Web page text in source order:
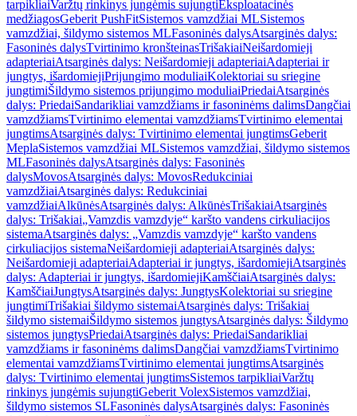
tarpikliaiVaržtų rinkinys jungėmis sujungtiEksploatacinės
medžiagosGeberit PushFitSistemos vamzdžiai MLSistemos
vamzdžiai, šildymo sistemos MLFasoninės dalysAtsarginės dalys:
Fasoninės dalysTvirtinimo kronšteinasTrišakiaiNeišardomieji
adapteriaiAtsarginės dalys: Neišardomieji adapteriaiAdapteriai ir
jungtys, išardomiejiPrijungimo moduliaiKolektoriai su sriegine
jungtimiŠildymo sistemos prijungimo moduliaiPriedaiAtsarginės
dalys: PriedaiSandarikliai vamzdžiams ir fasoninėms dalimsDangčiai
vamzdžiamsTvirtinimo elementai vamzdžiamsTvirtinimo elementai
jungtimsAtsarginės dalys: Tvirtinimo elementai jungtimsGeberit
MeplaSistemos vamzdžiai MLSistemos vamzdžiai, šildymo sistemos
MLFasoninės dalysAtsarginės dalys: Fasoninės
dalysMovosAtsarginės dalys: MovosRedukciniai
vamzdžiaiAtsarginės dalys: Redukciniai
vamzdžiaiAlkūnėsAtsarginės dalys: AlkūnėsTrišakiaiAtsarginės
dalys: Trišakiai„Vamzdis vamzdyje“ karšto vandens cirkuliacijos
sistemaAtsarginės dalys: „Vamzdis vamzdyje“ karšto vandens
cirkuliacijos sistemaNeišardomieji adapteriaiAtsarginės dalys:
Neišardomieji adapteriaiAdapteriai ir jungtys, išardomiejiAtsarginės
dalys: Adapteriai ir jungtys, išardomiejiKamščiaiAtsarginės dalys:
KamščiaiJungtysAtsarginės dalys: JungtysKolektoriai su sriegine
jungtimiTrišakiai šildymo sistemaiAtsarginės dalys: Trišakiai
šildymo sistemaiŠildymo sistemos jungtysAtsarginės dalys: Šildymo
sistemos jungtysPriedaiAtsarginės dalys: PriedaiSandarikliai
vamzdžiams ir fasoninėms dalimsDangčiai vamzdžiamsTvirtinimo
elementai vamzdžiamsTvirtinimo elementai jungtimsAtsarginės
dalys: Tvirtinimo elementai jungtimsSistemos tarpikliaiVaržtų
rinkinys jungėmis sujungtiGeberit VolexSistemos vamzdžiai,
šildymo sistemos SLFasoninės dalysAtsarginės dalys: Fasoninės